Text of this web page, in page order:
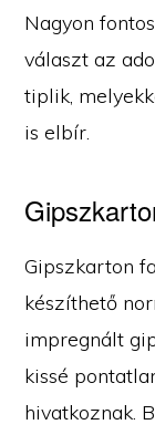
Nagyon
választ az
tiplik,
is elbír.
Gipszkarton
készíthető
impregnált
kissé
hivatkoznak.